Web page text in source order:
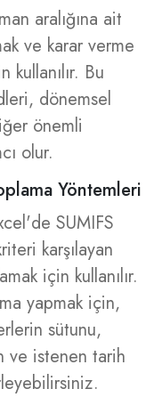
aralığına ait
ve karar verme
Bu
dönemsel
önemli
olur.
Yöntemleri
SUMIFS
karşılayan
için kullanılır.
yapmak için,
sütunu,
ve istenen tarih